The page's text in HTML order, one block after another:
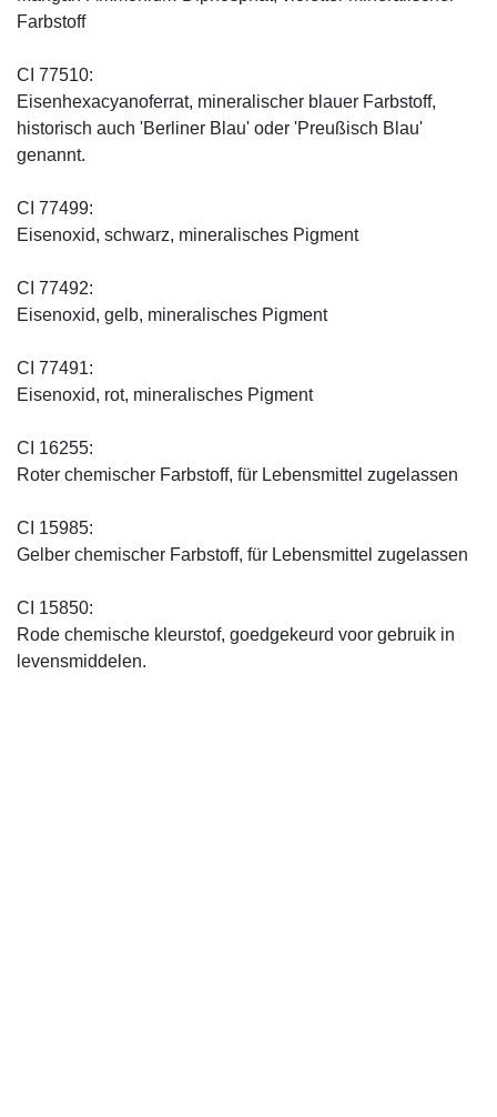
Farbstoff
CI 77510:
Eisenhexacyanoferrat, mineralischer blauer Farbstoff,
historisch auch 'Berliner Blau' oder 'Preußisch Blau'
genannt.
CI 77499:
Eisenoxid, schwarz, mineralisches Pigment
CI 77492:
Eisenoxid, gelb, mineralisches Pigment
CI 77491:
Eisenoxid, rot, mineralisches Pigment
CI 16255:
Roter chemischer Farbstoff, für Lebensmittel zugelassen
CI 15985:
Gelber chemischer Farbstoff, für Lebensmittel zugelassen
CI 15850:
Rode chemische kleurstof, goedgekeurd voor gebruik in
levensmiddelen.